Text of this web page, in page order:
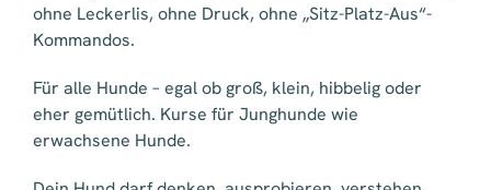
ohne Leckerlis, ohne Druck, ohne „Sitz-Platz-Aus“-
Kommandos.
Für alle Hunde – egal ob groß, klein, hibbelig oder
eher gemütlich. Kurse für Junghunde wie
erwachsene Hunde.